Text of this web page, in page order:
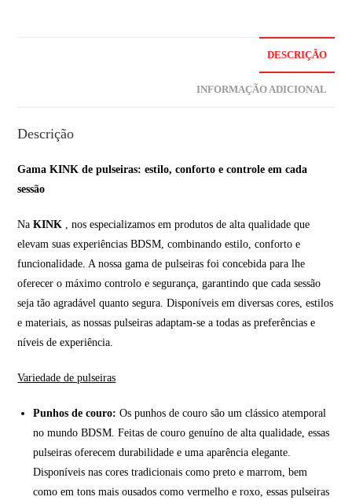
DESCRIÇÃO
INFORMAÇÃO ADICIONAL
Descrição
Gama KINK de pulseiras: estilo, conforto e controle em cada
sessão
NaKINK , nos especializamos em produtos de alta qualidade que
elevam suas experiências BDSM, combinando estilo, conforto e
funcionalidade. A nossa gama de pulseiras foi concebida para lhe
oferecer o máximo controlo e segurança, garantindo que cada sessão
seja tão agradável quanto segura. Disponíveis em diversas cores, estilos
e materiais, as nossas pulseiras adaptam-se a todas as preferências e
níveis de experiência.
Variedade de pulseiras
Punhos de couro: Os punhos de couro são um clássico atemporal
no mundo BDSM. Feitas de couro genuíno de alta qualidade, essas
pulseiras oferecem durabilidade e uma aparência elegante.
Disponíveis nas cores tradicionais como preto e marrom, bem
como em tons mais ousados como vermelho e roxo, essas pulseiras